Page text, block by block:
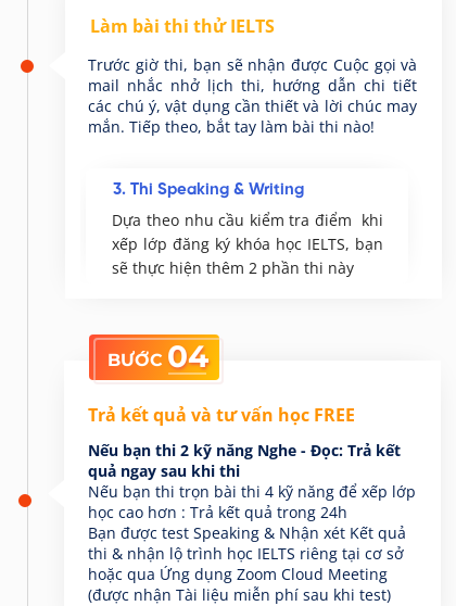
Nếu bạn thi 2 kỹ năng Nghe - Đọc: Trả kết
quả ngay sau khi thi
Nếu bạn thi trọn bài thi 4 kỹ năng để xếp lớp
học cao hơn : Trả kết quả trong 24h
Bạn được test Speaking & Nhận xét Kết quả
thi & nhận lộ trình học IELTS riêng tại cơ sở
hoặc qua Ứng dụng Zoom Cloud Meeting
(được nhận Tài liệu miễn phí sau khi test)
Trả kết quả và tư vấn học FREE
04
BƯỚC
Trước giờ thi, bạn sẽ nhận được Cuộc gọi và
mail nhắc nhở lịch thi, hướng dẫn chi tiết
các chú ý, vật dụng cần thiết và lời chúc may
mắn. Tiếp theo, bắt tay làm bài thi nào!
Làm bài thi thử IELTS
Dựa theo nhu cầu kiểm tra điểm khi
xếp lớp đăng ký khóa học IELTS, bạn
sẽ thực hiện thêm 2 phần thi này
3. Thi Speaking & Writing